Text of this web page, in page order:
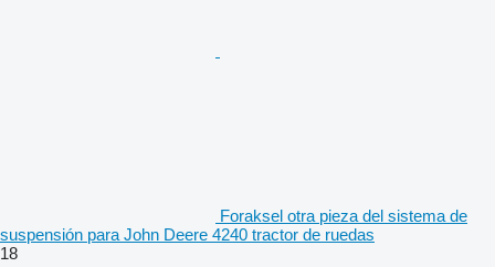
Foraksel otra pieza del sistema de
suspensión para John Deere 4240 tractor de ruedas
18